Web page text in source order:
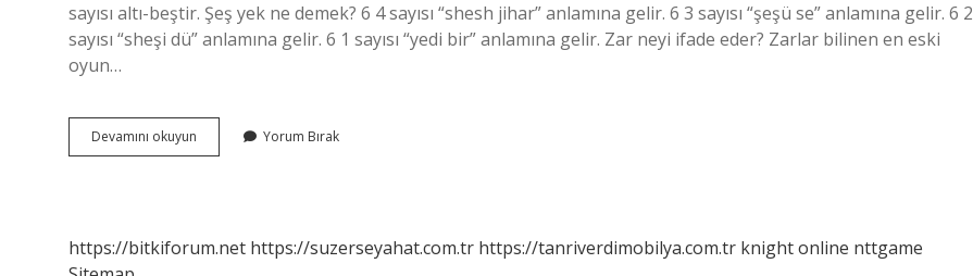
sayısı altı-beştir. Şeş yek ne demek? 6 4 sayısı “shesh jihar” anlamına gelir. 6 3 sayısı “şeşü se” anlamına gelir. 6 2
sayısı “sheşi dü” anlamına gelir. 6 1 sayısı “yedi bir” anlamına gelir. Zar neyi ifade eder? Zarlar bilinen en eski
oyun…
Devamını okuyun
Ne
Yorum Bırak
https://bitkiforum.net https://suzerseyahat.com.tr https://tanriverdimobilya.com.tr knight online nttgame